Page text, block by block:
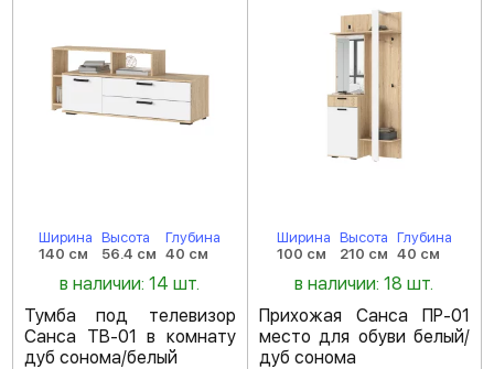
Ширина
140 см
Высота
56.4 см
Глубина
40 см
в наличии: 14 шт.
Тумба под телевизор
Санса ТВ-01 в комнату
дуб сонома/белый
Ширина
100 см
Высота
210 см
Глубина
40 см
в наличии: 18 шт.
Прихожая Санса ПР-01
место для обуви белый/
дуб сонома